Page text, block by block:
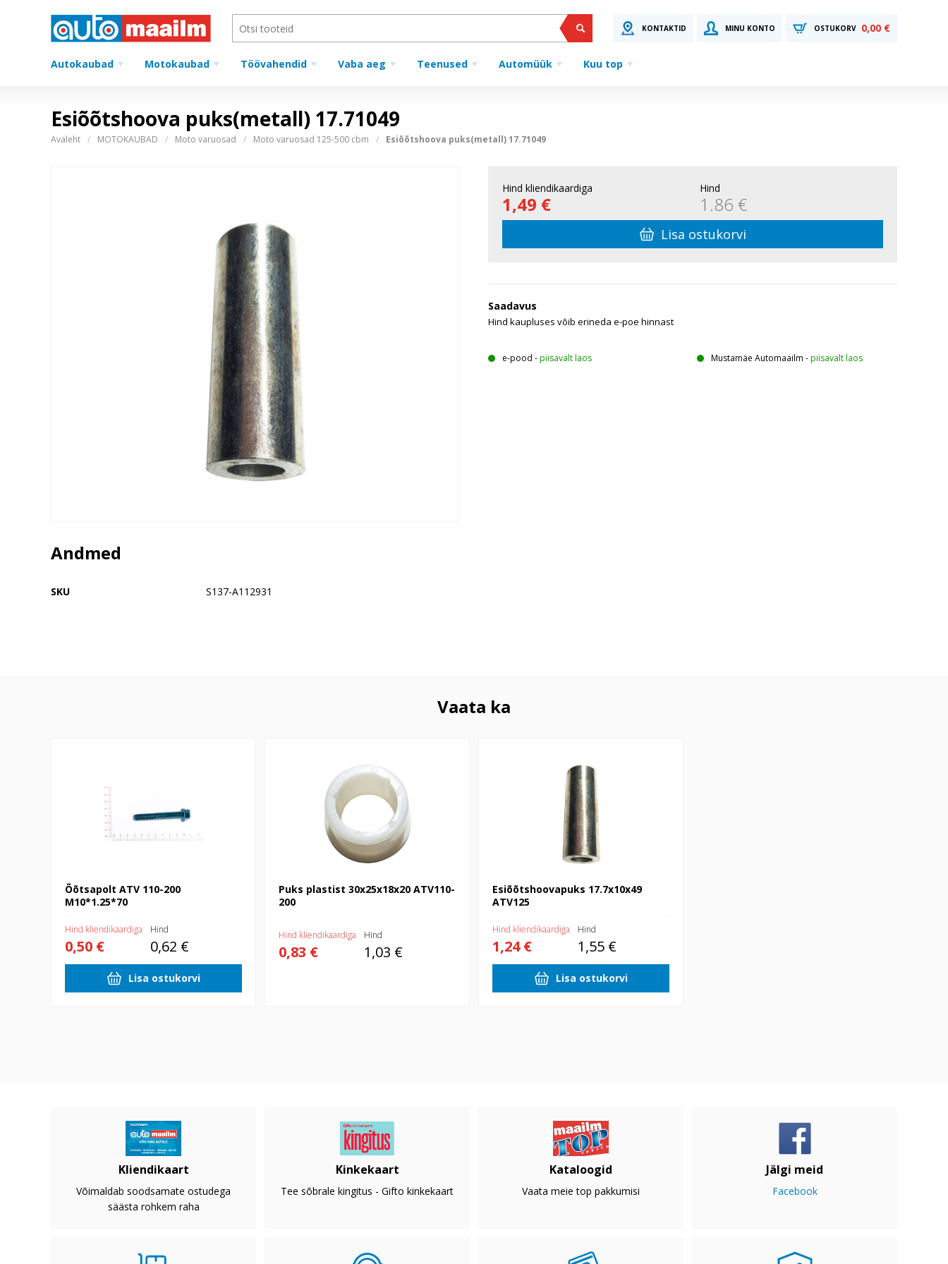
KONTAKTID MINU KONTO OSTUKORV 0,00 €
Autokaubad Motokaubad Töövahendid Vaba aeg Teenused Automüük Kuu top
Esiõõtshoova puks(metall) 17.71049
Avaleht MOTOKAUBAD Moto varuosad Moto varuosad 125-500 cbm Esiõõtshoova puks(metall) 17.71049
Hind kliendikaardiga
1,49 €
Hind
1.86 €
Lisa ostukorvi
Saadavus
Hind kaupluses võib erineda e-poe hinnast
e-pood -piisavalt laos Mustamäe Automaailm -piisavalt laos
Andmed
SKU S137-A112931
Vaata ka
Õõtsapolt ATV 110-200
M10*1.25*70
Hind kliendikaardiga
0,50 €
Hind
0,62 €
Lisa ostukorvi
Puks plastist 30x25x18x20 ATV110-
200
Hind kliendikaardiga
0,83 €
Hind
1,03 €
Esiõõtshoovapuks 17.7x10x49
ATV125
Hind kliendikaardiga
1,24 €
Hind
1,55 €
Lisa ostukorvi
Kliendikaart
Võimaldab soodsamate ostudega
säästa rohkem raha
Kinkekaart
Tee sõbrale kingitus - Gifto kinkekaart
Kataloogid
Vaata meie top pakkumisi
Jälgi meid
Facebook